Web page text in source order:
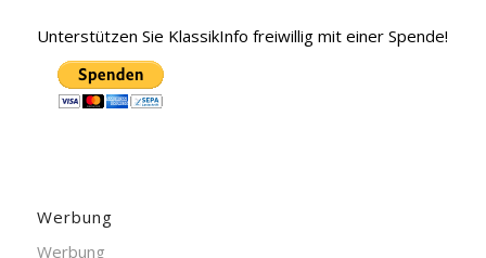
Unterstützen Sie KlassikInfo freiwillig mit einer Spende!
Werbung
Werbung